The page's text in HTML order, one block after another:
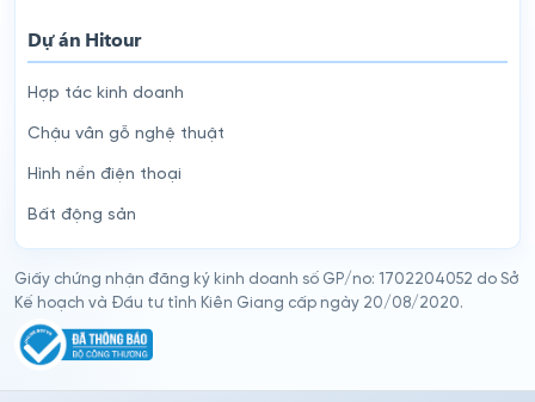
Dự án Hitour
Hợp tác kinh doanh
Chậu vân gỗ nghệ thuật
Hình nền điện thoại
Bất động sản
Giấy chứng nhận đăng ký kinh doanh số GP/no: 1702204052 do Sở
Kế hoạch và Đầu tư tỉnh Kiên Giang cấp ngày 20/08/2020.